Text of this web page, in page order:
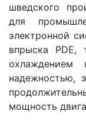
шведского
для
электронной
впрыска PDE,
охлаждением
надежностью,
мощность